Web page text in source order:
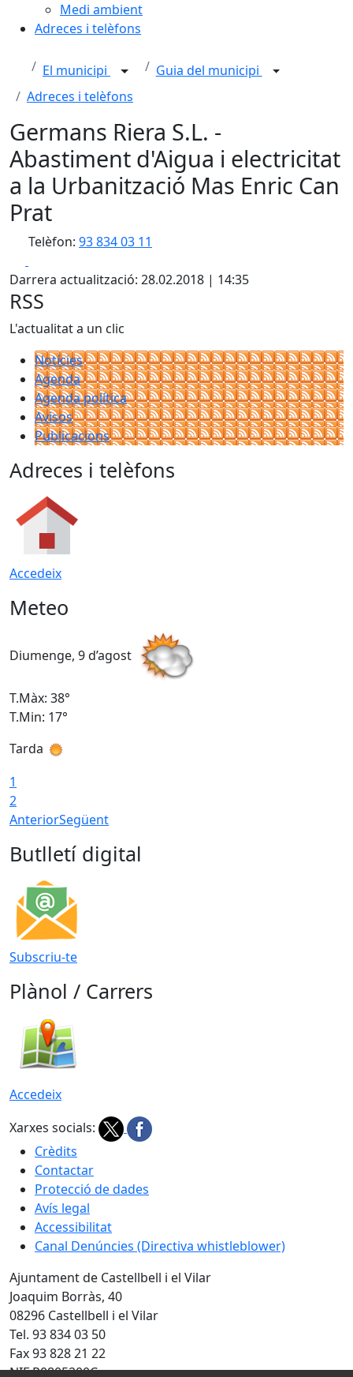
Medi ambient
Adreces i telèfons
El municipi
Guia del municipi
Adreces i telèfons
Germans Riera S.L. -
Abastiment d'Aigua i electricitat
a la Urbanització Mas Enric Can
Prat
Telèfon: 93 834 03 11
Darrera actualització: 28.02.2018 | 14:35
RSS
L'actualitat a un clic
Notícies
Agenda
Agenda política
Avisos
Publicacions
Adreces i telèfons
Accedeix
Meteo
Diumenge, 9 d’agost
T.Màx: 38°
T.Min: 17°
Tarda
1
2
AnteriorSegüent
Butlletí digital
Subscriu-te
Plànol / Carrers
Accedeix
Xarxes socials:
Crèdits
Contactar
Protecció de dades
Avís legal
Accessibilitat
Canal Denúncies (Directiva whistleblower)
Ajuntament de Castellbell i el Vilar
Joaquim Borràs, 40
08296 Castellbell i el Vilar
Tel. 93 834 03 50
Fax 93 828 21 22
NIF P0805200C